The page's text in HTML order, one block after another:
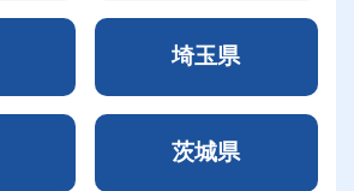
埼玉県
茨城県